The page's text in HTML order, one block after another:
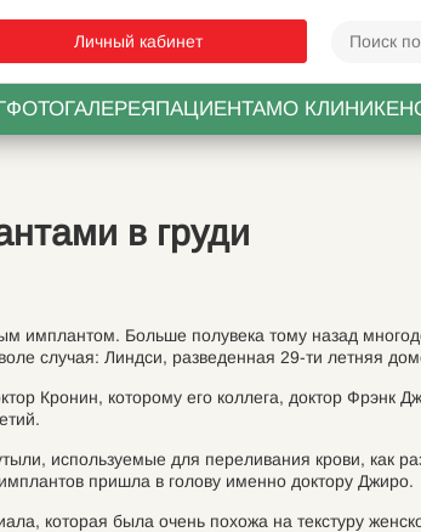
Личный кабинет
ФОТОГАЛЕРЕЯПАЦИЕНТАМО КЛИНИКЕ
в груди
Больше полувека тому назад
случая: Линдси, разведенная 29-ти летняя
Кронин, которому его коллега, доктор
используемые для переливания крови, как
пришла в голову именно доктору Джиро.
которая была очень похожа на текстуру